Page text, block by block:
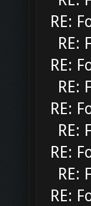
RE:
RE:
RE:
RE:
RE:
RE:
RE:
RE:
RE: